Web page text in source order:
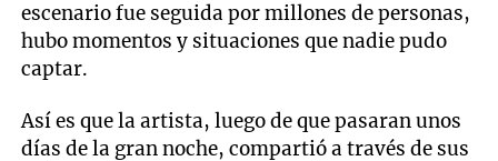
escenario fue seguida por millones de personas,
hubo momentos y situaciones que nadie pudo
captar.
Así es que la artista, luego de que pasaran unos
días de la gran noche, compartió a través de sus